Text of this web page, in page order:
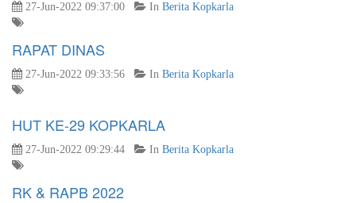
27-Jun-2022 09:37:00 In Berita Kopkarla
RAPAT DINAS
27-Jun-2022 09:33:56 In Berita Kopkarla
HUT KE-29 KOPKARLA
27-Jun-2022 09:29:44 In Berita Kopkarla
RK & RAPB 2022